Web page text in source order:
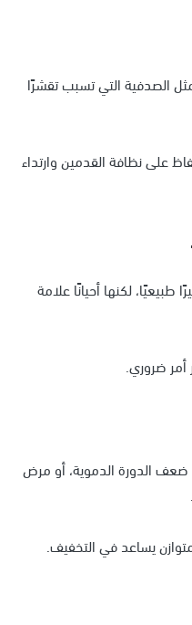
الصدفية التي تسبب تقشرًا
على نظافة القدمين وارتداء
طبيعيًا، لكنها أحيانًا علامة
أمر ضروري.
الدورة الدموية، أو مرض
يساعد في التخفيف.